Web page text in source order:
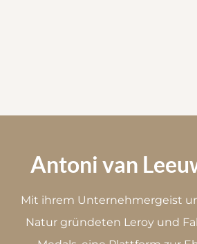
Antoni van
Mit ihrem Unternehmergeist
Natur gründeten Leroy und